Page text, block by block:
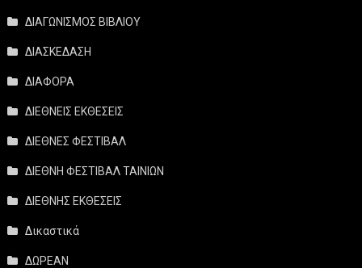
ΔΙΑΓΩΝΙΣΜΟΣ ΒΙΒΛΙΟΥ
ΔΙΑΣΚΕΔΑΣΗ
ΔΙΑΦΟΡΑ
ΔΙΕΘΝΕΙΣ ΕΚΘΕΣΕΙΣ
ΔΙΕΘΝΕΣ ΦΕΣΤΙΒΑΛ
ΔΙΕΘΝΗ ΦΕΣΤΙΒΑΛ ΤΑΙΝΙΩΝ
ΔΙΕΘΝΗΣ ΕΚΘΕΣΕΙΣ
Δικαστικά
ΔΩΡΕΑΝ